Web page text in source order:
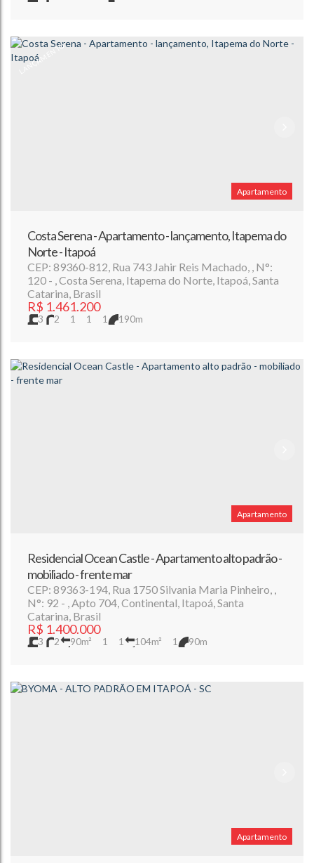
LANÇAMENTO
Apartamento
Costa Serena - Apartamento - lançamento, Itapema do
Norte - Itapoá
R$ 1.461.200
CEP: 89360-812, Rua 743 Jahir Reis Machado , N°:
120
,Costa Serena, Itapema do Norte, Itapoá,Santa
Catarina, Brasil
3 2 1 1 1 190m
Apartamento
Residencial Ocean Castle - Apartamento alto padrão -
mobiliado - frente mar
R$ 1.400.000
CEP: 89363-194, Rua 1750 Silvania Maria Pinheiro ,
N°: 92 ,Apto 704,Continental, Itapoá,Santa
Catarina, Brasil
3 2 90m² 1 1 104m² 1 90m
Apartamento